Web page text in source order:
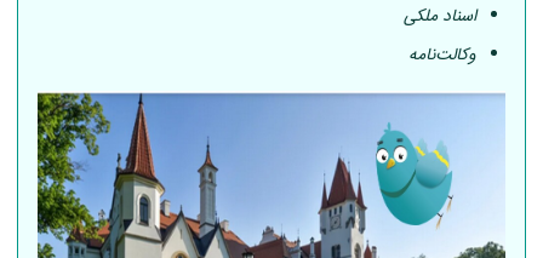
اسناد ملکی
وکالت‌نامه